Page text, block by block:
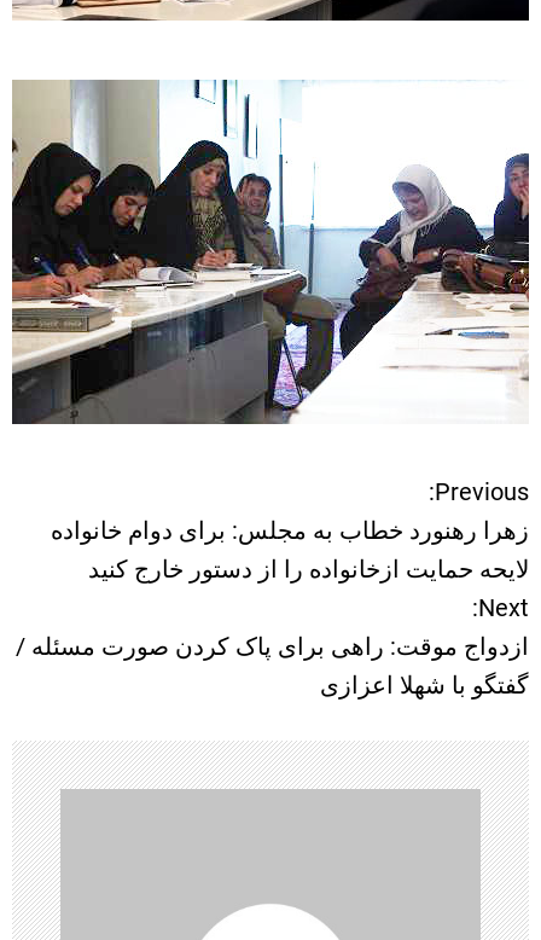
ر
ا
ه
ب
ر
ی
ن
و
Previous:
زهرا رهنورد خطاب به مجلس: برای دوام خانواده
لایحه حمایت ازخانواده را از دستور خارج کنید
Next:
ازدواج موقت: راهی برای پاک کردن صورت مسئله /
گفتگو با شهلا اعزازی